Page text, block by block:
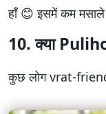
हाँ 😊 इसमें कम
10. क्या
कुछ लोग vrat-